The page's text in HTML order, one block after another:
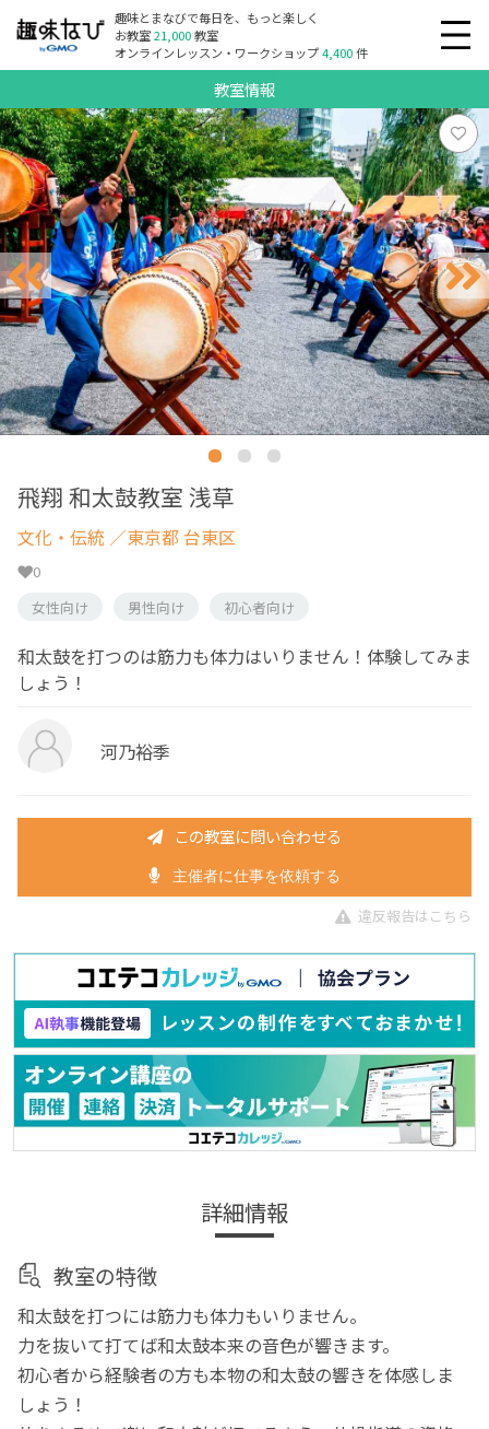
趣味とまなびで毎日を、もっと楽しく
お教室21,000教室
オンラインレッスン・ワークショップ4,400件
教室情報
飛翔 和太鼓教室 浅草
文化・伝統 ／東京都 台東区
0
女性向け
男性向け 初心者向け
和太鼓を打つのは筋力も体力はいりません！体験してみま
しょう！
河乃裕季
この教室に問い合わせる
主催者に仕事を依頼する
違反報告はこちら
詳細情報
教室の特徴
和太鼓を打つには筋力も体力もいりません。
力を抜いて打てば和太鼓本来の音色が響きます。
初心者から経験者の方も本物の和太鼓の響きを体感しま
しょう！